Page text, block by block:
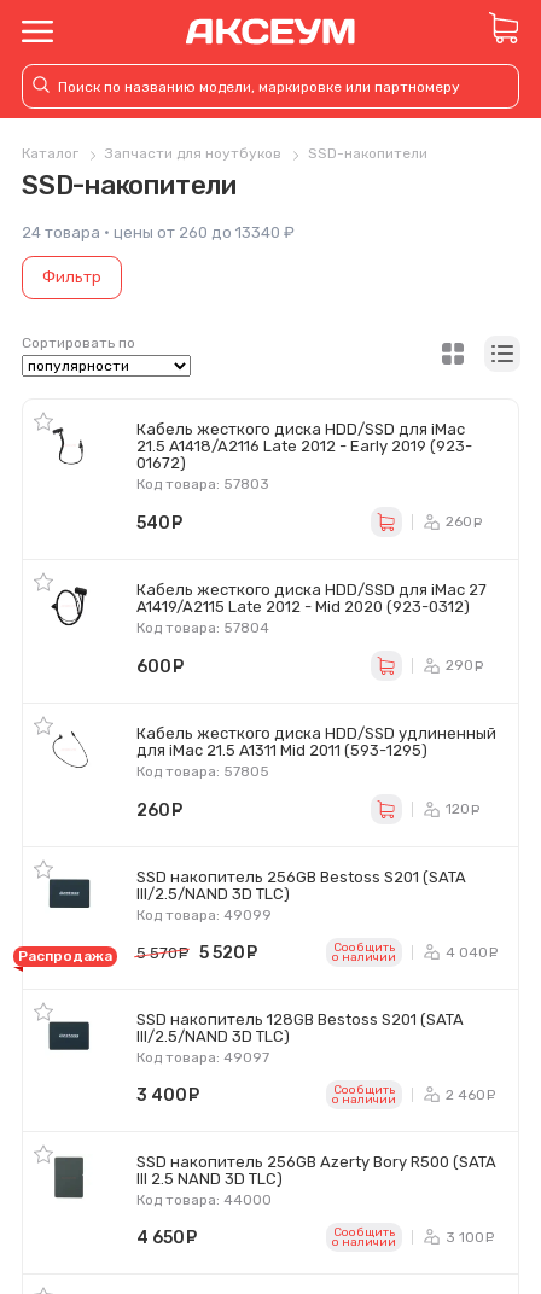
Каталог Запчасти для ноутбуков SSD-накопители
SSD-накопители
24 товара · цены от 260 до 13340 ₽
Фильтр
Сортировать по
Кабель жесткого диска HDD/SSD для iMac
21.5 A1418/A2116 Late 2012 - Early 2019 (923-
01672)
Код товара: 57803
540 260
Кабель жесткого диска HDD/SSD для iMac 27
A1419/A2115 Late 2012 - Mid 2020 (923-0312)
Код товара: 57804
600 290
Кабель жесткого диска HDD/SSD удлиненный
для iMac 21.5 A1311 Mid 2011 (593-1295)
Код товара: 57805
260 120
SSD накопитель 256GB Bestoss S201 (SATA
III/2.5/NAND 3D TLC)
Код товара: 49099
Распродажа 5 570 руб.
5 520 руб.Сообщить
o наличии 4 040
SSD накопитель 128GB Bestoss S201 (SATA
III/2.5/NAND 3D TLC)
Код товара: 49097
3 400 Сообщить
o наличии 2 460
SSD накопитель 256GB Azerty Bory R500 (SATA
III 2.5 NAND 3D TLC)
Код товара: 44000
4 650 Сообщить
o наличии 3 100